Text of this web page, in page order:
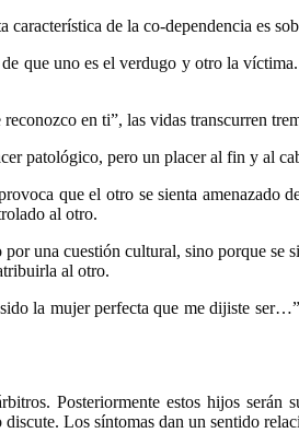
de la co-dependencia es
que uno es el verdugo y otro la
en ti”, las vidas transcurren
patológico, pero un placer al fin y al
que el otro se sienta amenazado
al otro.
una cuestión cultural, sino porque se
al otro.
la mujer perfecta que me dijiste
Posteriormente estos hijos
Los síntomas dan un sentido